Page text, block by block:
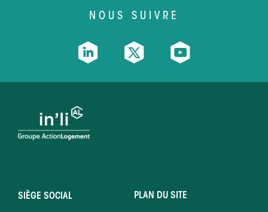
NOUS SUIVRE
SIÈGE SOCIAL PLAN DU SITE